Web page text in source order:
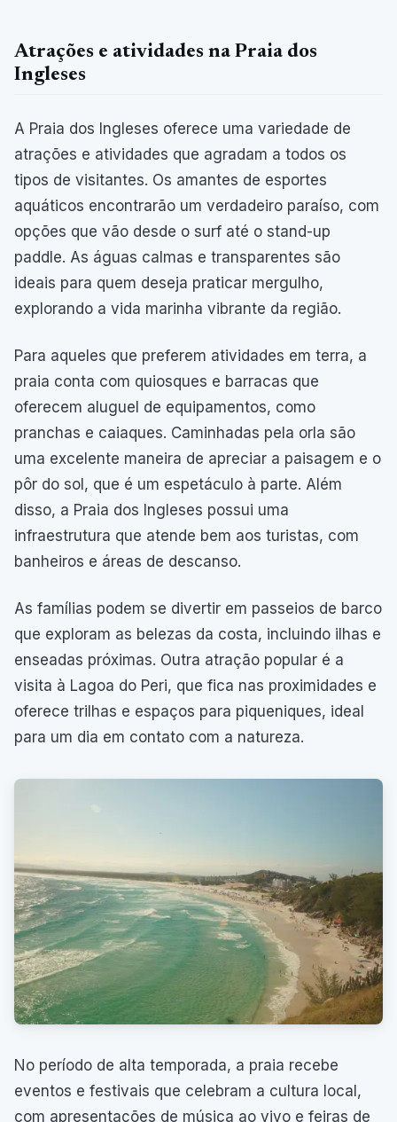
Atrações e atividades na Praia dos
Ingleses
A Praia dos Ingleses oferece uma variedade de
atrações e atividades que agradam a todos os
tipos de visitantes. Os amantes de esportes
aquáticos encontrarão um verdadeiro paraíso, com
opções que vão desde o surf até o stand-up
paddle. As águas calmas e transparentes são
ideais para quem deseja praticar mergulho,
explorando a vida marinha vibrante da região.
Para aqueles que preferem atividades em terra, a
praia conta com quiosques e barracas que
oferecem aluguel de equipamentos, como
pranchas e caiaques. Caminhadas pela orla são
uma excelente maneira de apreciar a paisagem e o
pôr do sol, que é um espetáculo à parte. Além
disso, a Praia dos Ingleses possui uma
infraestrutura que atende bem aos turistas, com
banheiros e áreas de descanso.
As famílias podem se divertir em passeios de barco
que exploram as belezas da costa, incluindo ilhas e
enseadas próximas. Outra atração popular é a
visita à Lagoa do Peri, que fica nas proximidades e
oferece trilhas e espaços para piqueniques, ideal
para um dia em contato com a natureza.
No período de alta temporada, a praia recebe
eventos e festivais que celebram a cultura local,
com apresentações de música ao vivo e feiras de